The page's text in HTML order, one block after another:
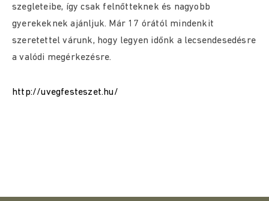
szegleteibe, így csak felnőtteknek és nagyobb
gyerekeknek ajánljuk. Már 17 órától mindenkit
szeretettel várunk, hogy legyen időnk a lecsendesedésre
a valódi megérkezésre.
http://uvegfesteszet.hu/